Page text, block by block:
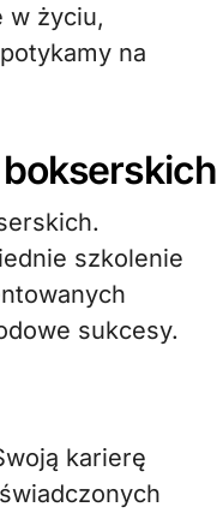
w życiu,
na
szkolenie
sukcesy.
karierę